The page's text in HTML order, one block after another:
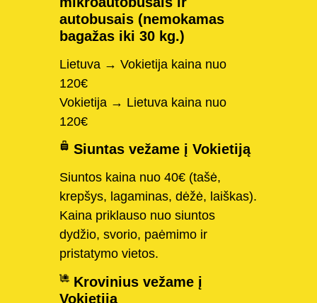
autobusais (nemokamas
bagažas iki 30 kg.)
Lietuva → Vokietija kaina nuo
120€
Vokietija → Lietuva kaina nuo
120€
Siuntas vežame į Vokietiją
Siuntos kaina nuo 40€ (tašė,
krepšys, lagaminas, dėžė, laiškas).
Kaina priklauso nuo siuntos
dydžio, svorio, paėmimo ir
pristatymo vietos.
Krovinius vežame į
Vokietiją